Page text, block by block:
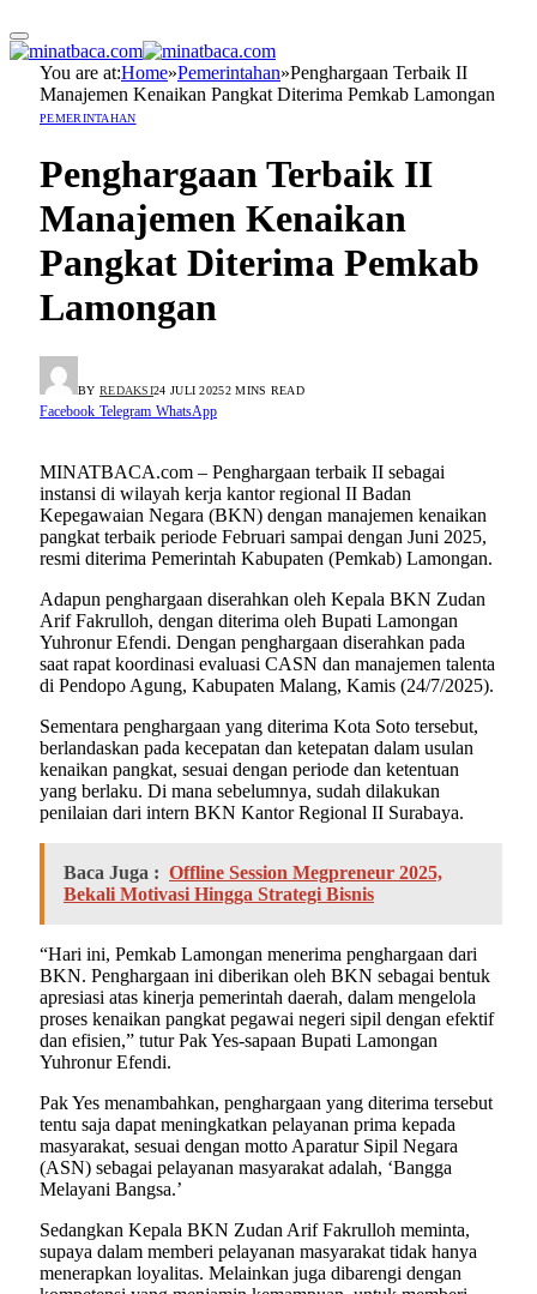
You are at:Home»Pemerintahan»Penghargaan Terbaik II
Manajemen Kenaikan Pangkat Diterima Pemkab Lamongan
PEMERINTAHAN
Penghargaan Terbaik II
Manajemen Kenaikan
Pangkat Diterima Pemkab
Lamongan
BY REDAKSI24 JULI 20252 MINS READ
Facebook Telegram WhatsApp
MINATBACA.com – Penghargaan terbaik II sebagai
instansi di wilayah kerja kantor regional II Badan
Kepegawaian Negara (BKN) dengan manajemen kenaikan
pangkat terbaik periode Februari sampai dengan Juni 2025,
resmi diterima Pemerintah Kabupaten (Pemkab) Lamongan.
Adapun penghargaan diserahkan oleh Kepala BKN Zudan
Arif Fakrulloh, dengan diterima oleh Bupati Lamongan
Yuhronur Efendi. Dengan penghargaan diserahkan pada
saat rapat koordinasi evaluasi CASN dan manajemen talenta
di Pendopo Agung, Kabupaten Malang, Kamis (24/7/2025).
Sementara penghargaan yang diterima Kota Soto tersebut,
berlandaskan pada kecepatan dan ketepatan dalam usulan
kenaikan pangkat, sesuai dengan periode dan ketentuan
yang berlaku. Di mana sebelumnya, sudah dilakukan
penilaian dari intern BKN Kantor Regional II Surabaya.
Baca Juga : Offline Session Megpreneur 2025,
Bekali Motivasi Hingga Strategi Bisnis
“Hari ini, Pemkab Lamongan menerima penghargaan dari
BKN. Penghargaan ini diberikan oleh BKN sebagai bentuk
apresiasi atas kinerja pemerintah daerah, dalam mengelola
proses kenaikan pangkat pegawai negeri sipil dengan efektif
dan efisien,” tutur Pak Yes-sapaan Bupati Lamongan
Yuhronur Efendi.
Pak Yes menambahkan, penghargaan yang diterima tersebut
tentu saja dapat meningkatkan pelayanan prima kepada
masyarakat, sesuai dengan motto Aparatur Sipil Negara
(ASN) sebagai pelayanan masyarakat adalah, ‘Bangga
Melayani Bangsa.’
Sedangkan Kepala BKN Zudan Arif Fakrulloh meminta,
supaya dalam memberi pelayanan masyarakat tidak hanya
menerapkan loyalitas. Melainkan juga dibarengi dengan